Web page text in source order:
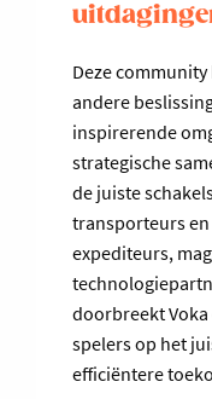
Deze
andere
inspirerende
strategische
de juiste
transporteurs
expediteurs,
doorbreekt Voka
spelers op het
efficiëntere